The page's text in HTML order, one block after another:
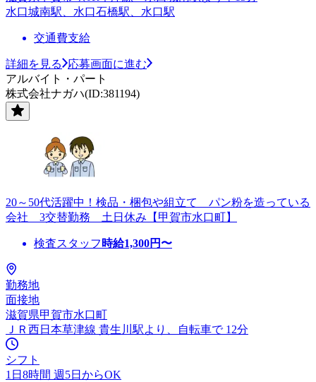
水口城南駅、水口石橋駅、水口駅
交通費支給
詳細を見る
応募画面に進む
アルバイト・パート
株式会社ナガハ(ID:381194)
20～50代活躍中！検品・梱包や組立て パン粉を造っている
会社 3交替勤務 土日休み【甲賀市水口町】
検査スタッフ 時給1,300円〜
勤務地
面接地
滋賀県甲賀市水口町
ＪＲ西日本草津線 貴生川駅より、自転車で 12分
シフト
1日8時間 週5日からOK